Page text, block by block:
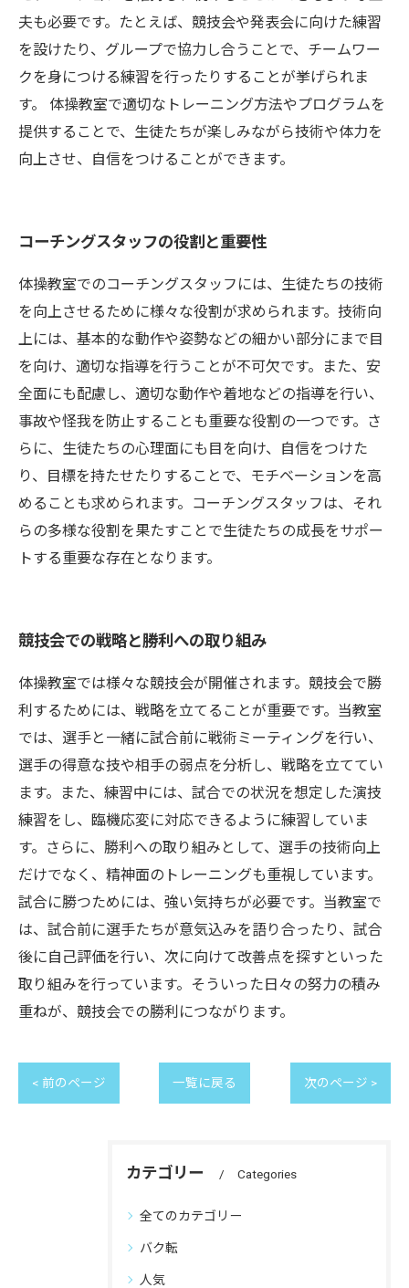
夫も必要です。たとえば、競技会や発表会に向けた練習
を設けたり、グループで協力し合うことで、チームワー
クを身につける練習を行ったりすることが挙げられま
す。 体操教室で適切なトレーニング方法やプログラムを
提供することで、生徒たちが楽しみながら技術や体力を
向上させ、自信をつけることができます。
コーチングスタッフの役割と重要性
体操教室でのコーチングスタッフには、生徒たちの技術
を向上させるために様々な役割が求められます。技術向
上には、基本的な動作や姿勢などの細かい部分にまで目
を向け、適切な指導を行うことが不可欠です。また、安
全面にも配慮し、適切な動作や着地などの指導を行い、
事故や怪我を防止することも重要な役割の一つです。さ
らに、生徒たちの心理面にも目を向け、自信をつけた
り、目標を持たせたりすることで、モチベーションを高
めることも求められます。コーチングスタッフは、それ
らの多様な役割を果たすことで生徒たちの成長をサポー
トする重要な存在となります。
競技会での戦略と勝利への取り組み
体操教室では様々な競技会が開催されます。競技会で勝
利するためには、戦略を立てることが重要です。当教室
では、選手と一緒に試合前に戦術ミーティングを行い、
選手の得意な技や相手の弱点を分析し、戦略を立ててい
ます。また、練習中には、試合での状況を想定した演技
練習をし、臨機応変に対応できるように練習していま
す。さらに、勝利への取り組みとして、選手の技術向上
だけでなく、精神面のトレーニングも重視しています。
試合に勝つためには、強い気持ちが必要です。当教室で
は、試合前に選手たちが意気込みを語り合ったり、試合
後に自己評価を行い、次に向けて改善点を探すといった
取り組みを行っています。そういった日々の努力の積み
重ねが、競技会での勝利につながります。
< 前のページ 一覧に戻る 次のページ >
カテゴリー Categories
全てのカテゴリー
バク転
人気